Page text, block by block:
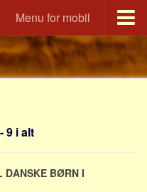
Menu for mobil
9 i alt
DANSKE BØRN I